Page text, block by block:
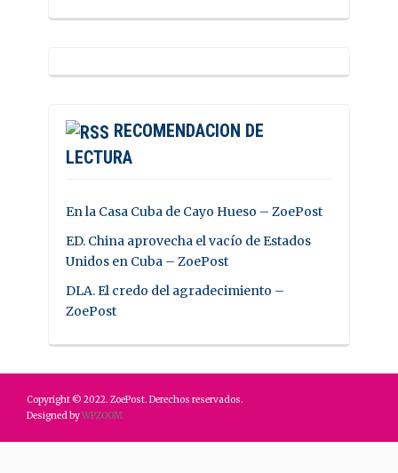
RECOMENDACION DE
LECTURA
En la Casa Cuba de Cayo Hueso – ZoePost
ED. China aprovecha el vacío de Estados
Unidos en Cuba – ZoePost
DLA. El credo del agradecimiento –
ZoePost
Copyright © 2022. ZoePost. Derechos reservados.
Designed byWPZOOM